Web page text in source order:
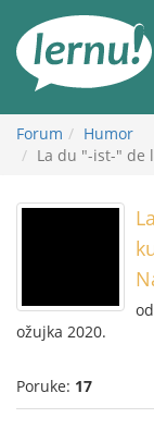
Forum
Humor
La du "-ist-" de
od
ožujka 2020.
Poruke: 17